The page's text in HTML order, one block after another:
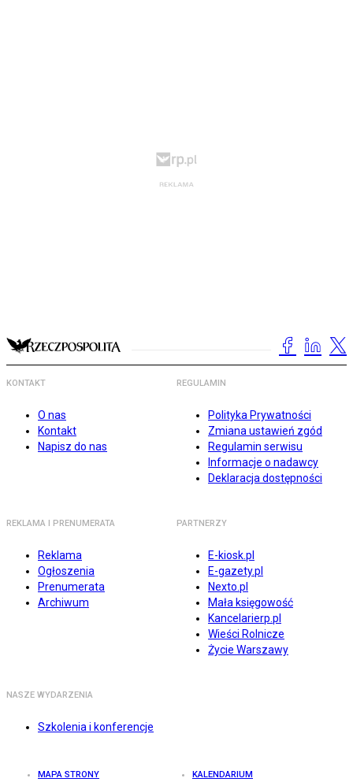
KONTAKT
O nas
Kontakt
Napisz do nas
REGULAMIN
Polityka Prywatności
Zmiana ustawień zgód
Regulamin serwisu
Informacje o nadawcy
Deklaracja dostępności
REKLAMA I PRENUMERATA
Reklama
Ogłoszenia
Prenumerata
Archiwum
PARTNERZY
E-kiosk.pl
E-gazety.pl
Nexto.pl
Mała księgowość
Kancelarierp.pl
Wieści Rolnicze
Życie Warszawy
NASZE WYDARZENIA
Szkolenia i konferencje
MAPA STRONY KALENDARIUM